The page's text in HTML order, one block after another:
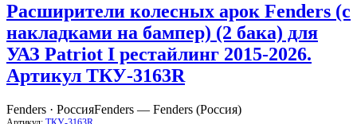
Расширители колесных арок Fenders (с
накладками на бампер) (2 бака) для
УАЗ Patriot I рестайлинг 2015-2026.
Артикул ТКУ-3163R
Fenders · РоссияFenders — Fenders (Россия)